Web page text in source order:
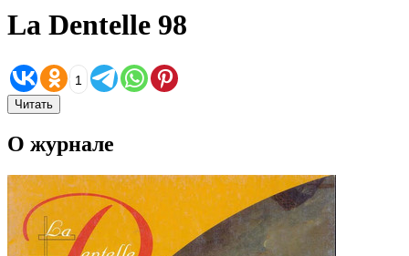
La Dentelle 98
1
Читать
О журнале